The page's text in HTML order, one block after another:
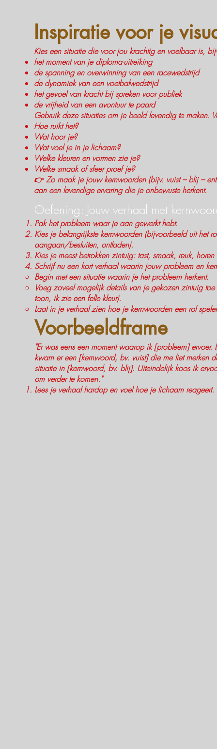
Inspiratie voor je
Kies een situatie die voor jou krachtig en voelbaar is,
het moment van je diploma-uitreiking
de spanning en overwinning van een racewedstrijd
de dynamiek van een voetbalwedstrijd
het gevoel van kracht bij spreken voor publiek
de vrijheid van een avontuur te paard
Gebruik deze situaties om je beeld levendig te maken.
Hoe ruikt het?
Wat hoor je?
Wat voel je in je lichaam?
Welke kleuren en vormen zie je?
Welke smaak of sfeer proef je?
👉 Zo maak je jouw kernwoorden (bijv. vuist – blij –
aan een levendige ervaring die je onbewuste herkent.
Oefening: Jouw verhaal met
Pak het probleem waar je aan gewerkt hebt.
Kies je belangrijkste kernwoorden (bijvoorbeeld uit
aangaan/besluiten, ontladen).
Kies je meest betrokken zintuig: tast, smaak, reuk,
Schrijf nu een kort verhaal waarin jouw probleem en
Begin met een situatie waarin je het probleem herkent.
Voeg zoveel mogelijk details van je gekozen zintuig
toon, ik zie een felle kleur).
Laat in je verhaal zien hoe je kernwoorden een rol
Voorbeeldframe
"Er was eens een moment waarop ik [probleem]
kwam er een [kernwoord, bv. vuist] die me liet merken
situatie in [kernwoord, bv. blij]. Uiteindelijk koos ik
om verder te komen."
Lees je verhaal hardop en voel hoe je lichaam reageert.